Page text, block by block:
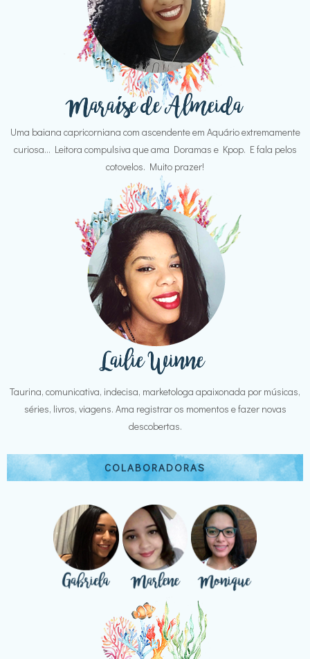
Uma baiana capricorniana com ascendente em Aquário extremamente
curiosa... Leitora compulsiva que ama Doramas e Kpop. E fala pelos
cotovelos. Muito prazer!
Taurina, comunicativa, indecisa, marketologa apaixonada por músicas,
séries, livros, viagens. Ama registrar os momentos e fazer novas
descobertas.
COLABORADORAS